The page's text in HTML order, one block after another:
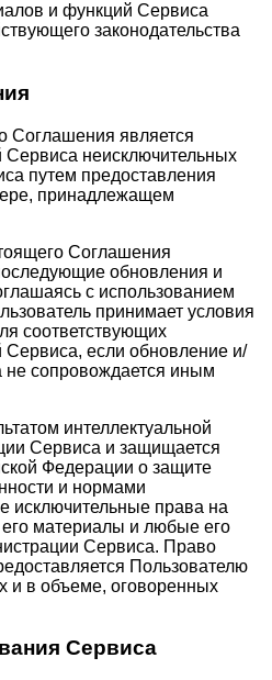
и функций Сервиса
законодательства
Соглашения является
неисключительных
путем предоставления
принадлежащем
Соглашения
обновления и
с использованием
принимает условия
соответствующих
если обновление и/
сопровождается иным
интеллектуальной
Сервиса и защищается
Федерации о защите
и нормами
исключительные права на
материалы и любые его
Сервиса. Право
Пользователю
и в объеме, оговоренных
Сервиса